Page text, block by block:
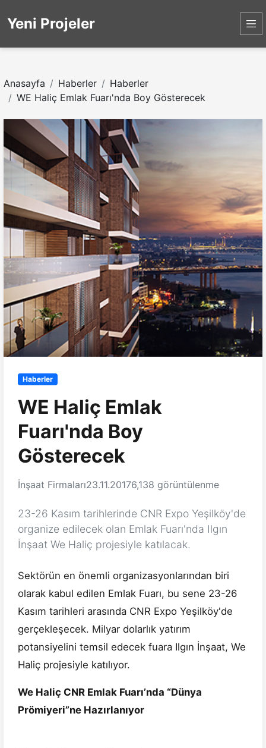
Yeni Projeler
Anasayfa Haberler
Haberler
WE Haliç Emlak Fuarı'nda Boy Gösterecek
Haberler
WE Haliç Emlak
Fuarı'nda Boy
Gösterecek
İnşaat Firmaları23.11.20176,138 görüntülenme
23-26 Kasım tarihlerinde CNR Expo Yeşilköy'de
organize edilecek olan Emlak Fuarı'nda Ilgın
İnşaat We Haliç projesiyle katılacak.
Sektörün en önemli organizasyonlarından biri
olarak kabul edilen Emlak Fuarı, bu sene 23-26
Kasım tarihleri arasında CNR Expo Yeşilköy'de
gerçekleşecek. Milyar dolarlık yatırım
potansiyelini temsil edecek fuara Ilgın İnşaat, We
Haliç projesiyle katılıyor.
We Haliç CNR Emlak Fuarı’nda “Dünya
Prömiyeri”ne Hazırlanıyor